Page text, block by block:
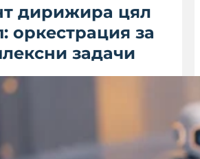
дирижира цял
оркестрация за
задачи